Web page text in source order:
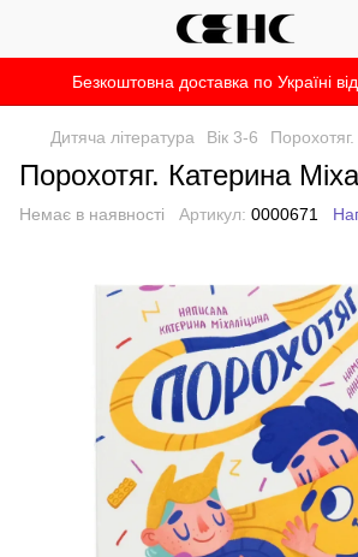
Безкоштовна доставка по Україні
Дитяча література Вік 3-6
Порохотяг. Катерина
Немає в наявності Артикул: 0000671